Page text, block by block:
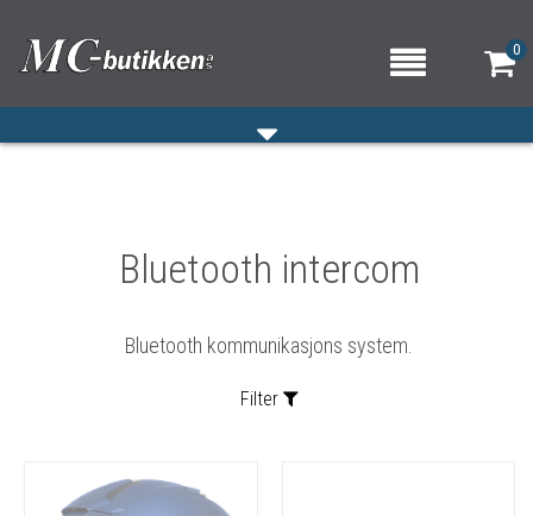
0
VERKSTEDBluetooth intercom
Bluetooth kommunikasjons system.
Filter